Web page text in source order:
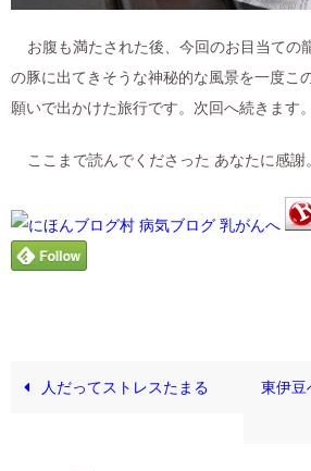
お腹も満たされた後、今回のお目当ての
の豚に出てきそうな神秘的な風景を一度こ
願いで出かけた旅行です。次回へ続きます。
ここまで読んでくださった あなたに感謝
人だってストレスたまる 東伊